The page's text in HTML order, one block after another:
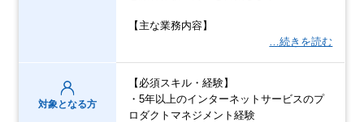
【主な業務内容】
…続きを読む
対象となる方
【必須スキル・経験】
・5年以上のインターネットサービスのプ
ロダクトマネジメント経験